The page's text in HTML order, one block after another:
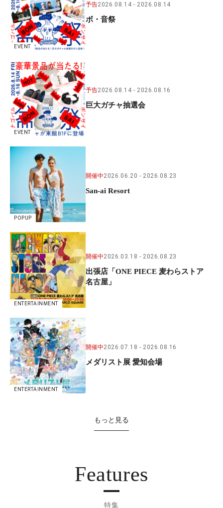
EVENT
予告2026.08.14 2026.08.14
ボ・音祭
EVENT
予告2026.08.14 2026.08.16
巨大ガチャ抽選会
POPUP
開催中2026.06.20 2026.08.23
San-ai Resort
ENTERTAINMENT
開催中2026.03.18 2026.08.23
出張店「ONE PIECE 麦わらストア
名古屋」
ENTERTAINMENT
開催中2026.07.18 2026.08.16
メダリスト展 愛知会場
もっと見る
Features
特集